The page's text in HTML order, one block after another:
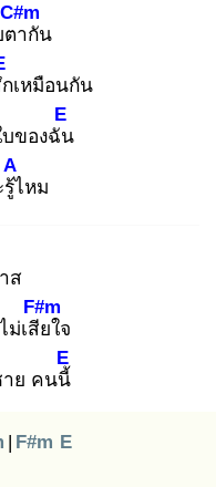
ตา
C#m
กัน
เหมือนกัน
บของฉัน
E
ไ
A
หม
ส
ม่เสีย
F#m
ใจ
ย คนนี้
E
| F#m E